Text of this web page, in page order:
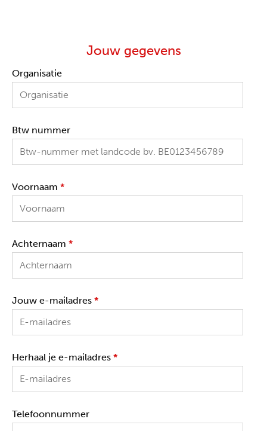
Jouw gegevens
Organisatie
Btw nummer
Voornaam *
Achternaam *
Jouw e-mailadres *
Herhaal je e-mailadres *
Telefoonnummer